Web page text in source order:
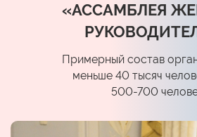
«АССАМБЛЕЯ
Примерный состав
меньше 40 тысяч
500-700